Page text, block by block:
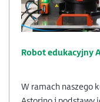
Robot edukacyjny
W ramach naszego